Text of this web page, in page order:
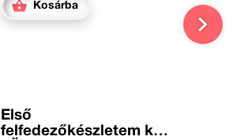
Kosárba
Első
felfedezőkészletem kék